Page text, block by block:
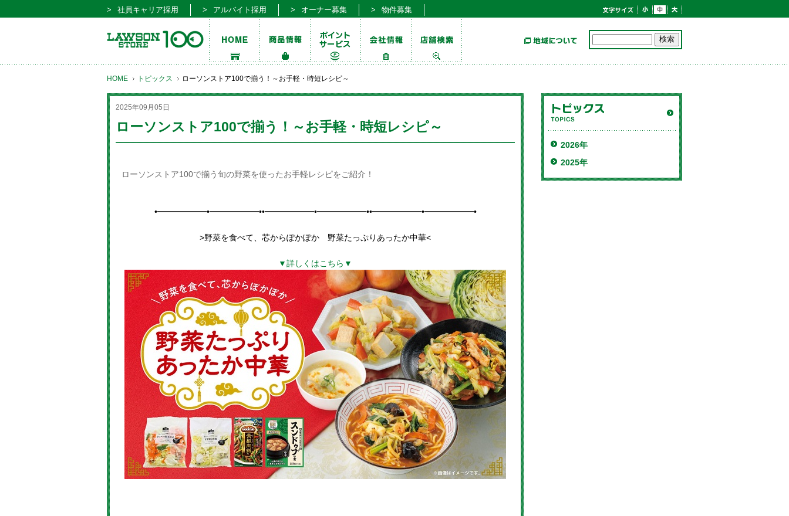
社員キャリア採用 アルバイト採用 オーナー募集 物件募集
HOME トピックス ローソンストア100で揃う！～お手軽・時短レシピ～
2025年09月05日
ローソンストア100で揃う！～お手軽・時短レシピ～
ローソンストア100で揃う旬の野菜を使ったお手軽レシピをご紹介！
•━━━━━━•━━━━━━••━━━━━━•━━━━━━••━━━━━━•━━━━━━•
>野菜を食べて、芯からぽかぽか 野菜たっぷりあったか中華<
▼詳しくはこちら▼
2026年
2025年